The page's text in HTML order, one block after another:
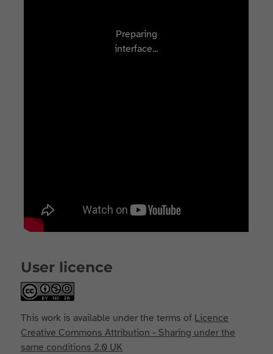
User licence
This work is available under the terms of Licence
Creative Commons Attribution - Sharing under the
same conditions 2.0 UK
Preparing
interface...